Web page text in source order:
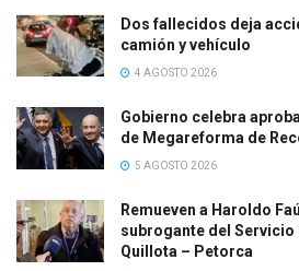
Dos fallecidos deja
camión y vehículo
4 AGOSTO 2026
Gobierno celebra
de Megareforma de
5 AGOSTO 2026
Remueven a Haroldo
subrogante del Servicio
Quillota – Petorca